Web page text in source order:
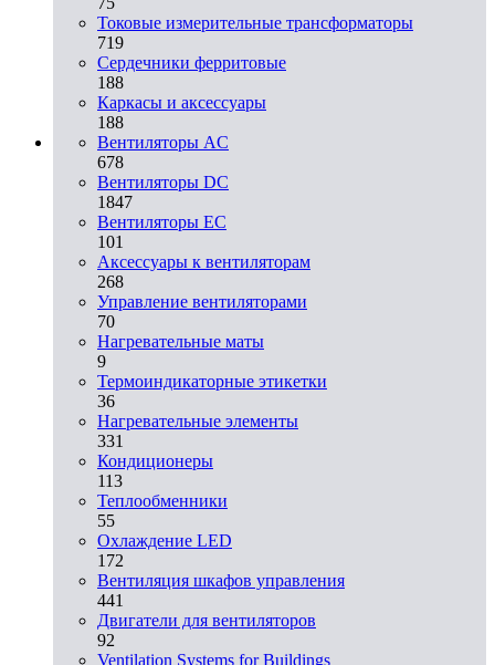
Токовые измерительные трансформаторы
719
Сердечники ферритовые
188
Каркасы и аксессуары
188
Вентиляторы AC
678
Вентиляторы DC
1847
Вентиляторы EC
101
Аксессуары к вентиляторам
268
Управление вентиляторами
70
Нагревательные маты
9
Термоиндикаторные этикетки
36
Нагревательные элементы
331
Кондиционеры
113
Теплообменники
55
Охлаждение LED
172
Вентиляция шкафов управления
441
Двигатели для вентиляторов
92
Ventilation Systems for Buildings